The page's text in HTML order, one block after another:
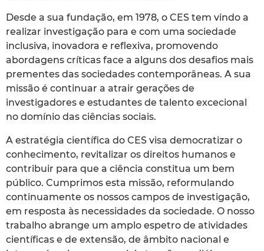
Desde a sua fundação, em 1978, o CES tem vindo a
realizar investigação para e com uma sociedade
inclusiva, inovadora e reflexiva, promovendo
abordagens críticas face a alguns dos desafios mais
prementes das sociedades contemporâneas. A sua
missão é continuar a atrair gerações de
investigadores e estudantes de talento excecional
no domínio das ciências sociais.
A estratégia científica do CES visa democratizar o
conhecimento, revitalizar os direitos humanos e
contribuir para que a ciência constitua um bem
público. Cumprimos esta missão, reformulando
continuamente os nossos campos de investigação,
em resposta às necessidades da sociedade. O nosso
trabalho abrange um amplo espetro de atividades
científicas e de extensão, de âmbito nacional e